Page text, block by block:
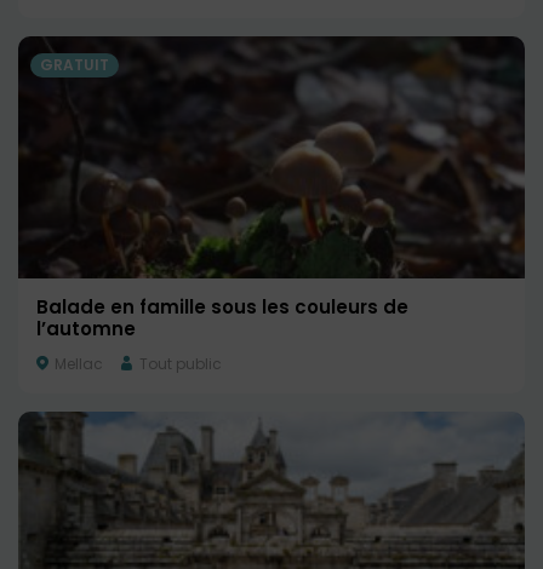
Balade en famille sous les couleurs de
l’automne
Mellac Tout public
GRATUIT